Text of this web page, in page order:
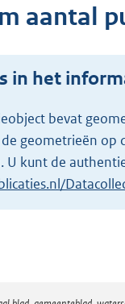
aantal
in het
bevat
geometrieën op
U kunt de